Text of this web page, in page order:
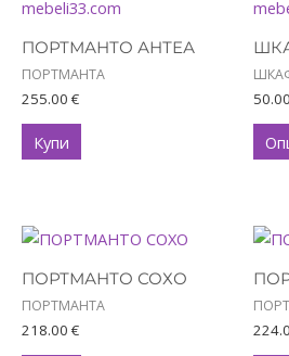
ПОРТМАНТО АНТЕА
ПОРТМАНТА
255.00 €
Купи
50.00
ПОРТМАНТО СОХО
ПОРТМАНТА
218.00 €